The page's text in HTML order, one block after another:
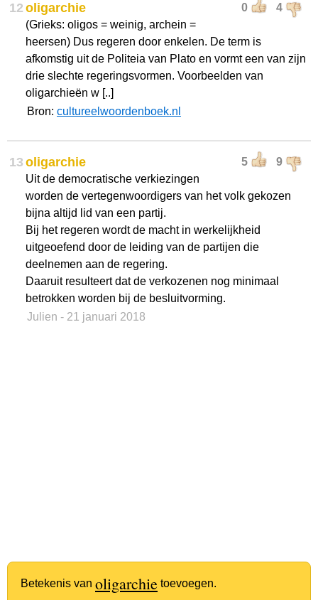
12 0 4
oligarchie
(Grieks: oligos = weinig, archein =
heersen) Dus regeren door enkelen. De term is
afkomstig uit de Politeia van Plato en vormt een van zijn
drie slechte regeringsvormen. Voorbeelden van
oligarchieën w [..]
Bron: cultureelwoordenboek.nl
13 5 9
oligarchie
Uit de democratische verkiezingen
worden de vertegenwoordigers van het volk gekozen
bijna altijd lid van een partij.
Bij het regeren wordt de macht in werkelijkheid
uitgeoefend door de leiding van de partijen die
deelnemen aan de regering.
Daaruit resulteert dat de verkozenen nog minimaal
betrokken worden bij de besluitvorming.
Julien - 21 januari 2018
Betekenis van oligarchie toevoegen.